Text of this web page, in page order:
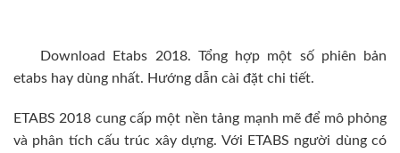
Download Etabs 2018. Tổng hợp một số phiên bản
etabs hay dùng nhất. Hướng dẫn cài đặt chi tiết.
ETABS 2018 cung cấp một nền tảng mạnh mẽ để mô phỏng
và phân tích cấu trúc xây dựng. Với ETABS người dùng có